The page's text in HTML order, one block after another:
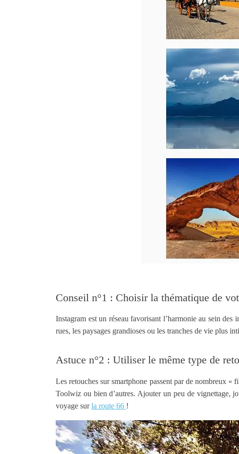
Conseil n°1 : Choisir la thématique de
Instagram est un réseau favorisant l’harmonie au sein des
rues, les paysages grandioses ou les tranches de vie plus
Astuce n°2 : Utiliser le même type de
Les retouches sur smartphone passent par de nombreux
Toolwiz ou bien d’autres. Ajouter un peu de vignettage,
voyage surla route 66 !